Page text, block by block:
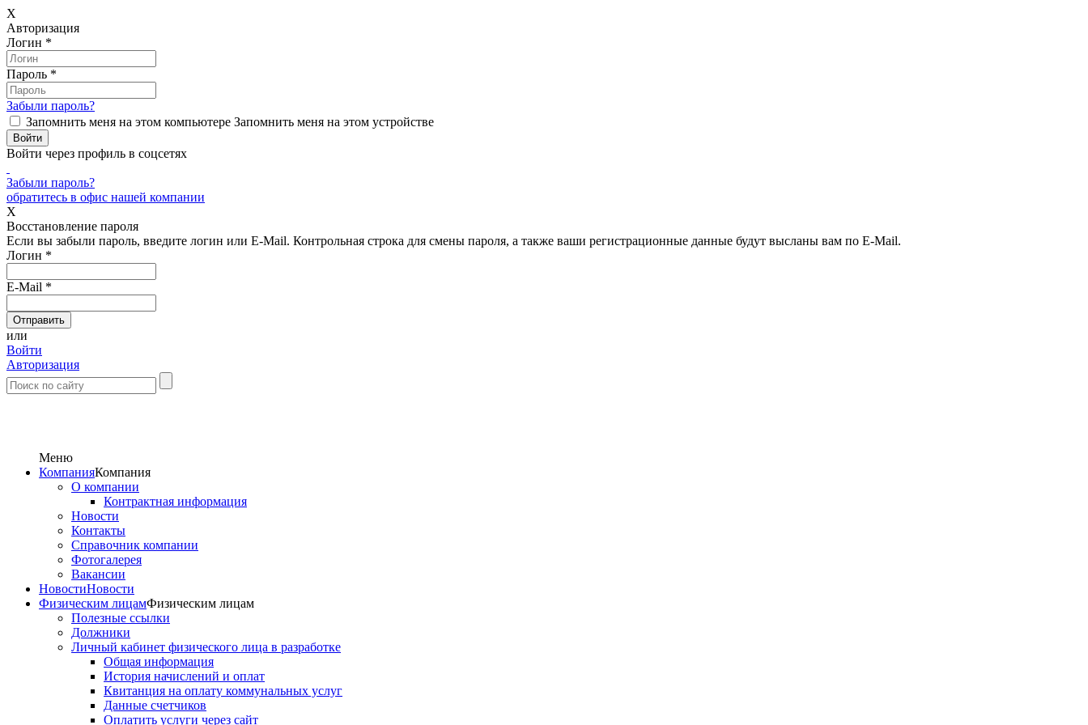
X
Авторизация
Логин *
Пароль *
Забыли пароль?
Запомнить меня на этом компьютере Запомнить меня на этом устройстве
Войти через профиль в соцсетях
Забыли пароль?
обратитесь в офис нашей компании
X
Восстановление пароля
Если вы забыли пароль, введите логин или E-Mail. Контрольная строка для смены пароля, а также ваши регистрационные данные будут высланы вам по E-Mail.
Логин *
E-Mail *
или
Войти
Авторизация
Меню
КомпанияКомпания
О компании
Контрактная информация
Новости
Контакты
Справочник компании
Фотогалерея
Вакансии
НовостиНовости
Физическим лицамФизическим лицам
Полезные ссылки
Должники
Личный кабинет физического лица в разработке
Общая информация
История начислений и оплат
Квитанция на оплату коммунальных услуг
Данные счетчиков
Оплатить услуги через сайт